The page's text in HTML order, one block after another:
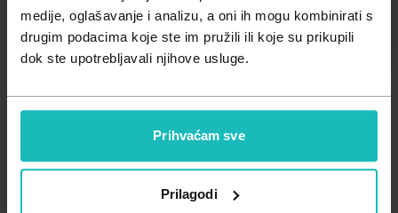
medije, oglašavanje i analizu, a oni ih mogu kombinirati s
drugim podacima koje ste im pružili ili koje su prikupili
dok ste upotrebljavali njihove usluge.
Prihvaćam sve
Prilagodi
Zdravlje muškarca
Zdravlje žene
Minerali
Probiotici i prebiotici